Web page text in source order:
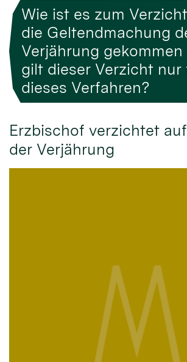
Wie ist es zum
die Geltendmachung
Verjährung gekommen
gilt dieser Verzicht nur
dieses Verfahren?
Erzbischof verzichtet
der Verjährung